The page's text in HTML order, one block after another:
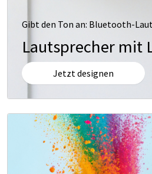
Gibt den Ton an: Bluetooth-
Lautsprecher mit
Jetzt designen